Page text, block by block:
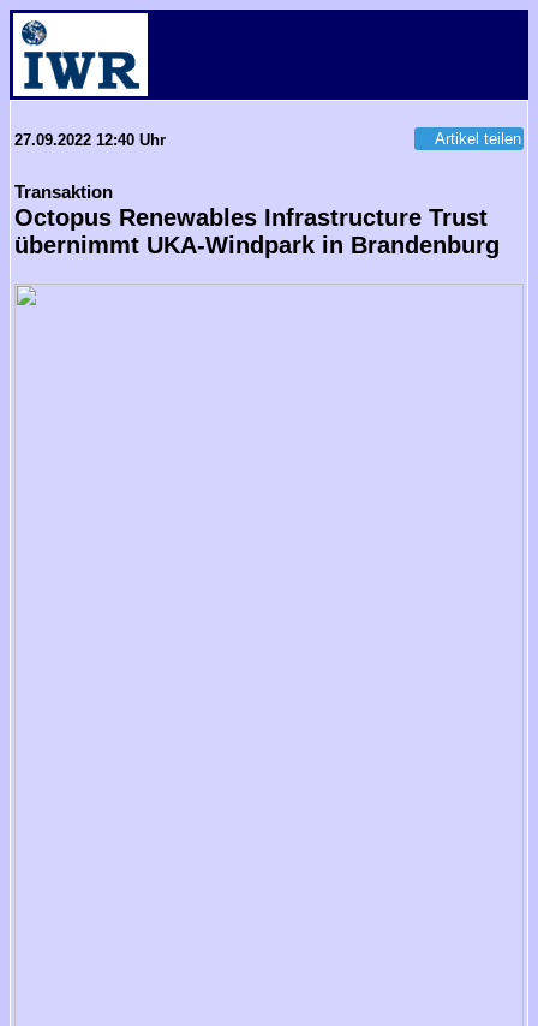
27.09.2022 12:40 Uhr Artikel teilen
Transaktion
Octopus Renewables Infrastructure Trust
übernimmt UKA-Windpark in Brandenburg